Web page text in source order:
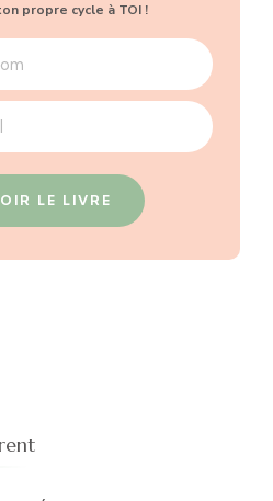
propre cycle à TOI !
LE LIVRE